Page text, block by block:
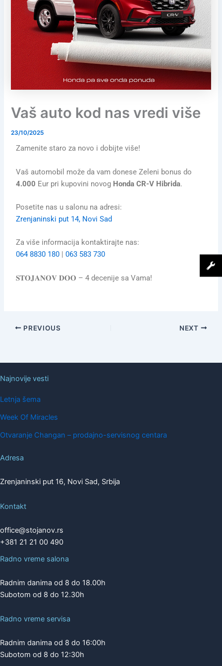
Vaš auto kod nas vredi više
23/10/2025
Zamenite staro za novo i dobijte više!
Vaš automobil može da vam donese Zeleni bonus do
4.000 Eur pri kupovini novog Honda CR-V Hibrida.
Posetite nas u salonu na adresi:
Zrenjaninski put 14, Novi Sad
Za više informacija kontaktirajte nas:
064 8830 180 |063 583 730
𝐒𝐓𝐎𝐉𝐀𝐍𝐎𝐕 𝐃𝐎𝐎 – 4 decenije sa Vama!
PREVIOUS NEXT
Najnovije vesti
Letnja šema
Week Of Miracles
Otvaranje Changan – prodajno-servisnog centara
Adresa
Zrenjaninski put 16, Novi Sad, Srbija
Kontakt
office@stojanov.rs
+381 21 21 00 490
Radno vreme salona
Radnim danima od 8 do 18.00h
Subotom od 8 do 12.30h
Radno vreme servisa
Radnim danima od 8 do 16:00h
Subotom od 8 do 12:30h